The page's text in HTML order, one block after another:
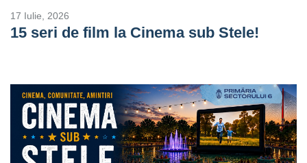
17 Iulie, 2026
15 seri de film la Cinema sub Stele!